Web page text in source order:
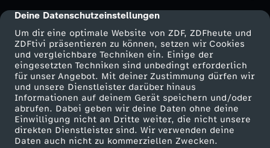
cmp-dialog-description
Deine Datenschutzeinstellungen
Um dir eine optimale Website von ZDF, ZDFheute und
ZDFtivi präsentieren zu können, setzen wir Cookies
und vergleichbare Techniken ein. Einige der
eingesetzten Techniken sind unbedingt erforderlich
für unser Angebot. Mit deiner Zustimmung dürfen wir
und unsere Dienstleister darüber hinaus
Informationen auf deinem Gerät speichern und/oder
abrufen. Dabei geben wir deine Daten ohne deine
Einwilligung nicht an Dritte weiter, die nicht unsere
direkten Dienstleister sind. Wir verwenden deine
Daten auch nicht zu kommerziellen Zwecken.
Mehr ZDF
ZDF-Apps
Smart TV
ZDFtext
Service
ZDFmitreden
Kontakt zum ZDF
Tickets